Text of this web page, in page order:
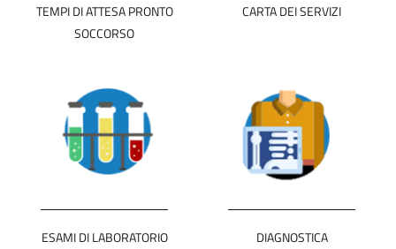
TEMPI DI ATTESA PRONTO
SOCCORSO
CARTA DEI SERVIZI
ESAMI DI LABORATORIO DIAGNOSTICA